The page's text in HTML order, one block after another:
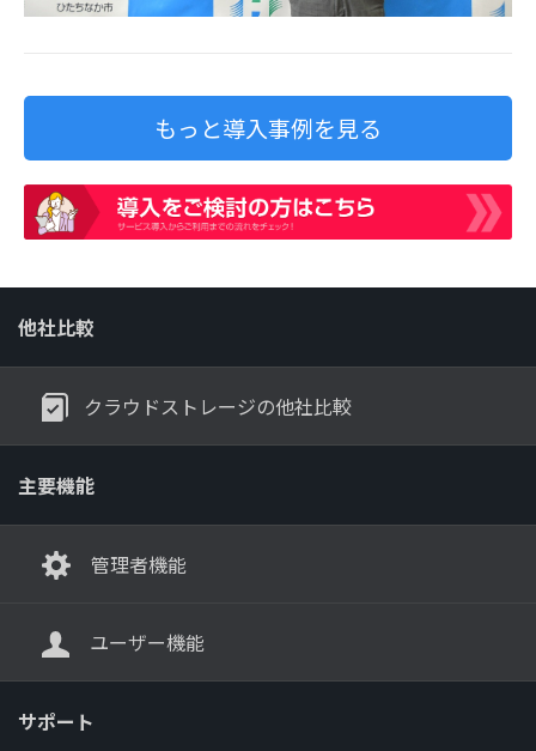
もっと導入事例を見る
他社比較
クラウドストレージの他社比較
主要機能
管理者機能
ユーザー機能
サポート